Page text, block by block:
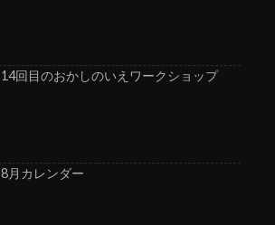
14回目のおかしのいえワークショップ
8月カレンダー